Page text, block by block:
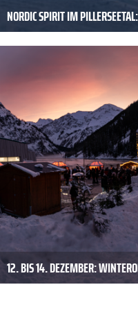
NORDIC SPIRIT IM
12. BIS 14. DEZEMBER: